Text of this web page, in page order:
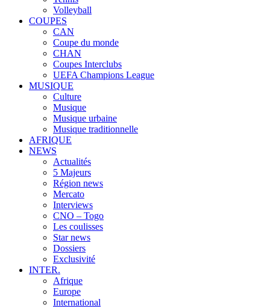
Volleyball
COUPES
CAN
Coupe du monde
CHAN
Coupes Interclubs
UEFA Champions League
MUSIQUE
Culture
Musique
Musique urbaine
Musique traditionnelle
AFRIQUE
NEWS
Actualités
5 Majeurs
Région news
Mercato
Interviews
CNO – Togo
Les coulisses
Star news
Dossiers
Exclusivité
INTER.
Afrique
Europe
International